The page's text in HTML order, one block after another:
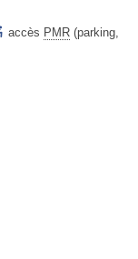
accès PMR (parking,